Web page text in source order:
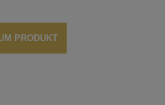
PRODUKT